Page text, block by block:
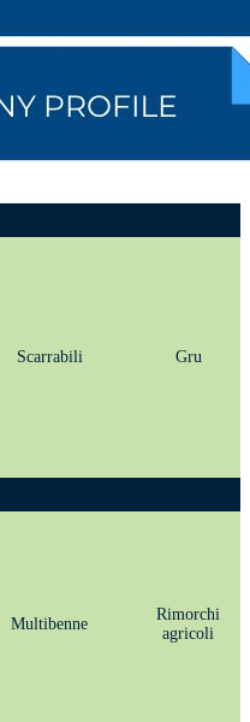
Scarrabili Gru
Multibenne
Rimorchi
agricoli